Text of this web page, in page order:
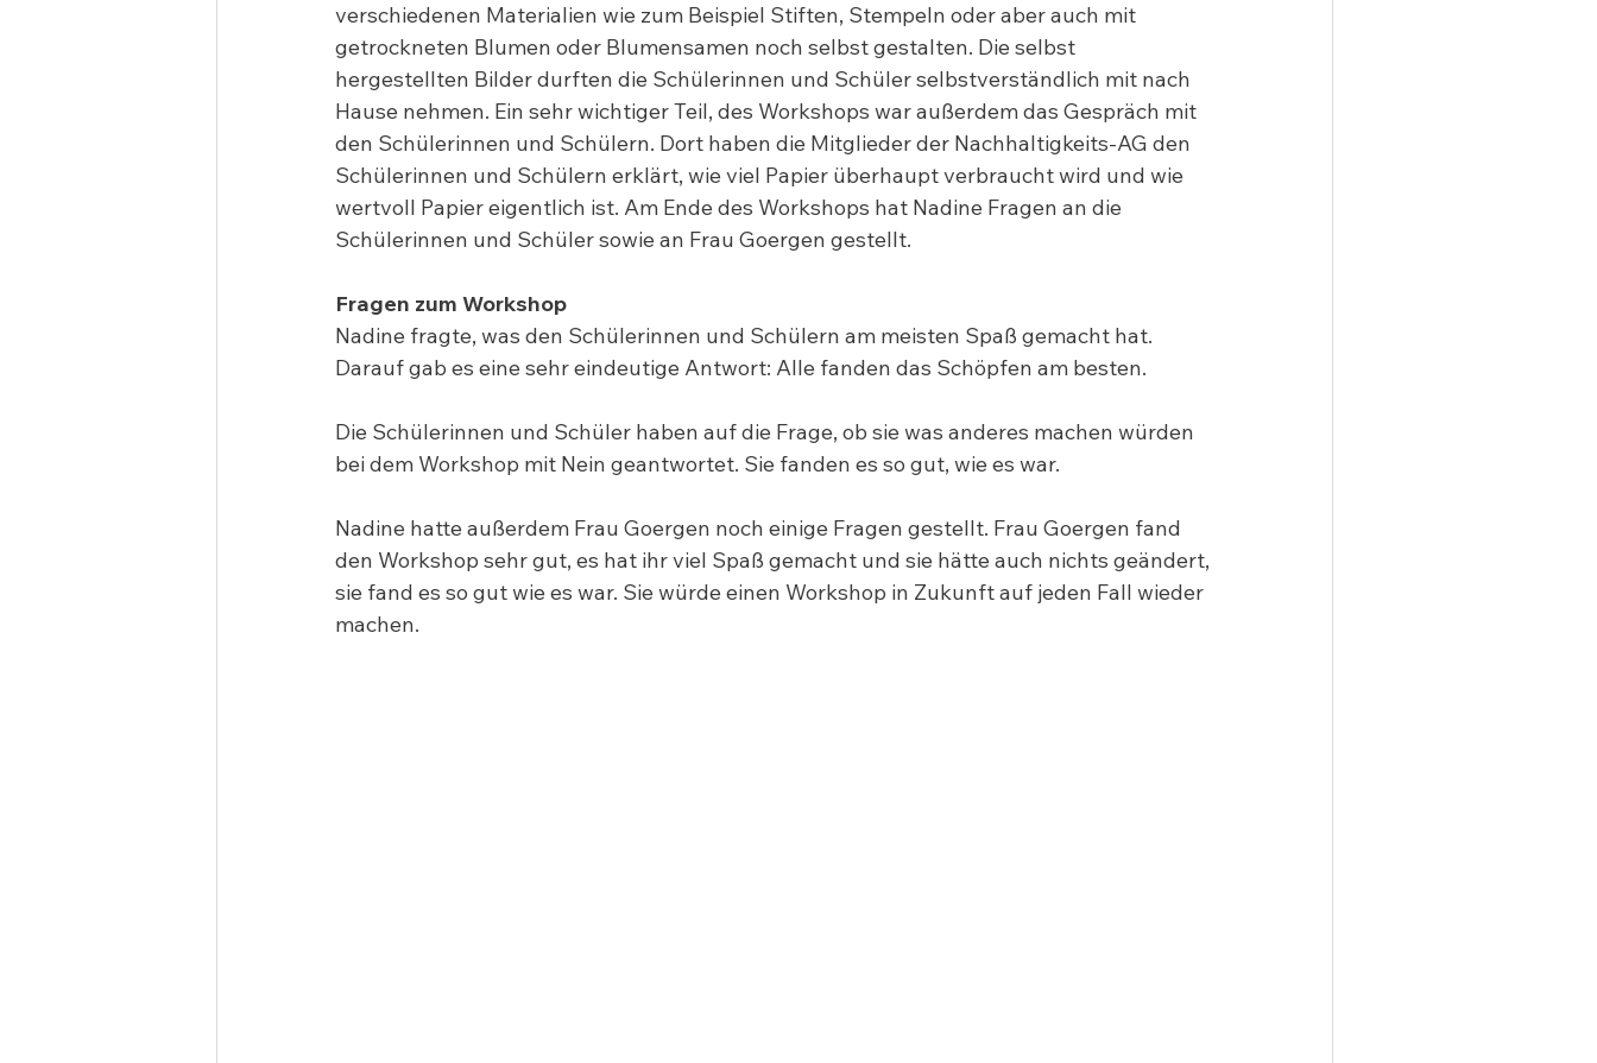
verschiedenen Materialien wie zum Beispiel Stiften, Stempeln oder aber auch mit
getrockneten Blumen oder Blumensamen noch selbst gestalten. Die selbst
hergestellten Bilder durften die Schülerinnen und Schüler selbstverständlich mit nach
Hause nehmen. Ein sehr wichtiger Teil, des Workshops war außerdem das Gespräch mit
den Schülerinnen und Schülern. Dort haben die Mitglieder der Nachhaltigkeits-AG den
Schülerinnen und Schülern erklärt, wie viel Papier überhaupt verbraucht wird und wie
wertvoll Papier eigentlich ist. Am Ende des Workshops hat Nadine Fragen an die
Schülerinnen und Schüler sowie an Frau Goergen gestellt.
Fragen zum Workshop
Nadine fragte, was den Schülerinnen und Schülern am meisten Spaß gemacht hat.
Darauf gab es eine sehr eindeutige Antwort: Alle fanden das Schöpfen am besten.
Die Schülerinnen und Schüler haben auf die Frage, ob sie was anderes machen würden
bei dem Workshop mit Nein geantwortet. Sie fanden es so gut, wie es war.
Nadine hatte außerdem Frau Goergen noch einige Fragen gestellt. Frau Goergen fand
den Workshop sehr gut, es hat ihr viel Spaß gemacht und sie hätte auch nichts geändert,
sie fand es so gut wie es war. Sie würde einen Workshop in Zukunft auf jeden Fall wieder
machen.